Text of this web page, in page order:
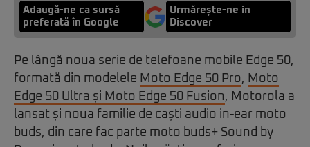
Adaugă-ne ca sursă
preferată în Google
Urmărește-ne in
Discover
Pe lângă noua serie de telefoane mobile Edge 50,
formată din modelele Moto Edge 50 Pro, Moto
Edge 50 Ultra și Moto Edge 50 Fusion, Motorola a
lansat și noua familie de caști audio in-ear moto
buds, din care fac parte moto buds+ Sound by